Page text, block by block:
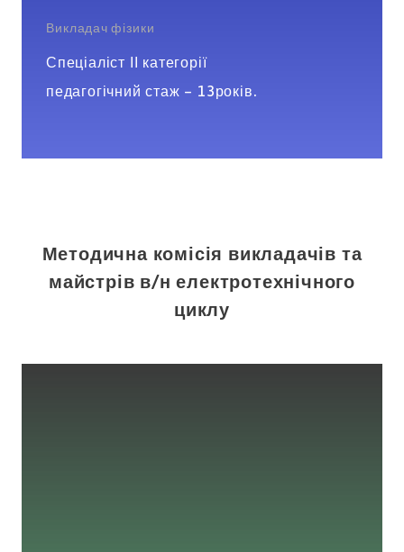
Викладач фізики
Спеціаліст ІІ категорії
педагогічний стаж – 13років.
Методична комісія викладачів та
майстрів в/н електротехнічного
циклу